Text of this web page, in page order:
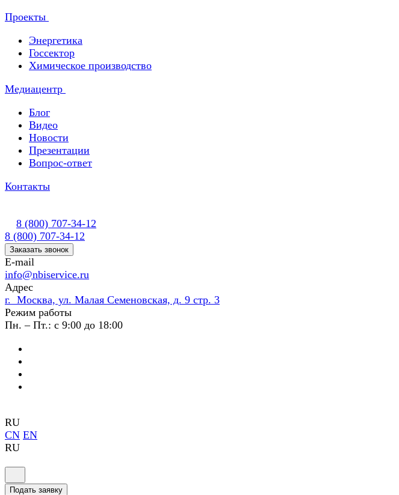
Проекты
Энергетика
Госсектор
Химическое производство
Медиацентр
Блог
Видео
Новости
Презентации
Вопрос-ответ
Контакты
8 (800) 707-34-12
8 (800) 707-34-12
Заказать звонок
E-mail
info@nbiservice.ru
Адрес
г. Москва, ул. Малая Семеновская, д. 9 стр. 3
Режим работы
Пн. – Пт.: с 9:00 до 18:00
RU
CN EN
RU
Подать заявку